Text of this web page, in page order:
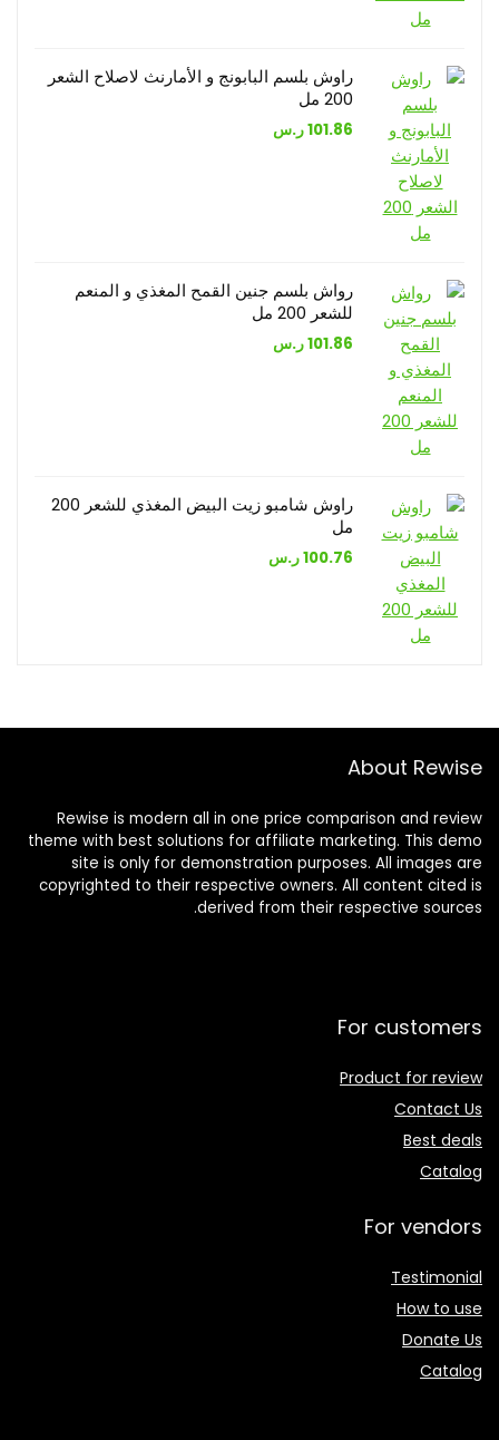
راوش بلسم البابونج و الأمارنث لاصلاح الشعر
200 مل
101.86ر.س
رواش بلسم جنين القمح المغذي و المنعم
للشعر 200 مل
101.86ر.س
راوش شامبو زيت البيض المغذي للشعر 200
مل
100.76ر.س
About Rewise
Rewise is modern all in one price comparison and review
theme with best solutions for affiliate marketing. This demo
site is only for demonstration purposes. All images are
copyrighted to their respective owners. All content cited is
derived from their respective sources.
For customers
Product for review
Contact Us
Best deals
Catalog
For vendors
Testimonial
How to use
Donate Us
Catalog